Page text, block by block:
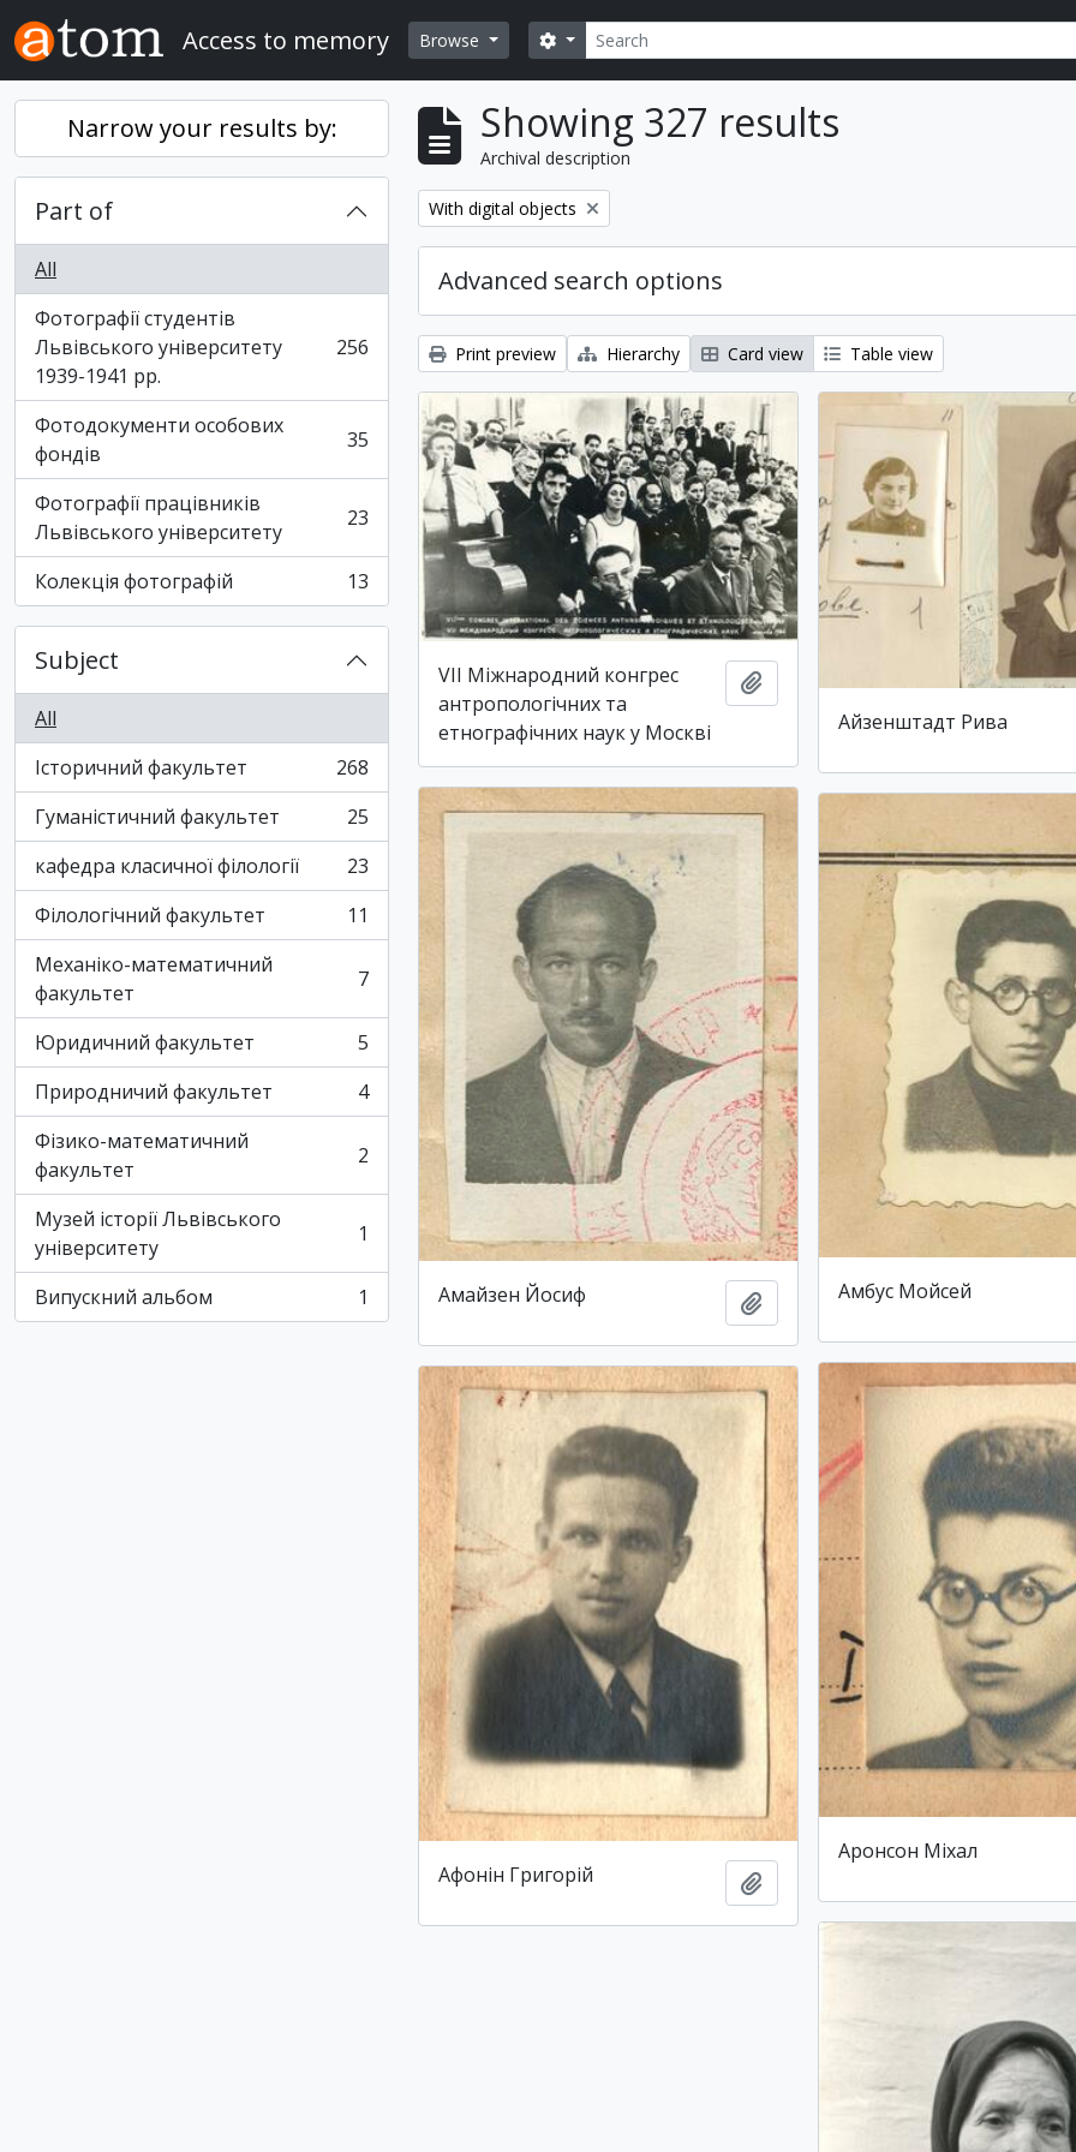
Skip to main content
Access to memory Browse Search
Search options
Narrow your results by:
Part of
All
Фотографії студентів
Львівського університету
1939-1941 рр.
, 256 results 256
Фотодокументи особових
фондів
, 35 results 35
Фотографії працівників
Львівського університету
, 23 results 23
Колекція фотографій
, 13 results 13
Subject
All
Історичний факультет
, 268 results
268
Гуманістичний факультет
, 25 results
25
кафедра класичної філології
, 23 results
23
Філологічний факультет
, 11 results
11
Механіко-математичний
факультет
, 7 results 7
Юридичний факультет
, 5 results
5
Природничий факультет
, 4 results
4
Фізико-математичний
факультет
, 2 results 2
Музей історії Львівського
університету
, 1 results 1
Випускний альбом
, 1 results 1
Showing 327 results
Archival description
Remove filter:
With digital objects
Advanced search options
Print preview Hierarchy Card view Table view
VII Міжнародний конгрес
антропологічних та
етнографічних наук у Москві
Add to clipboard
Айзенштадт Рива
Амайзен Йосиф Add to clipboard
Амбус Мойсей
Аронсон Міхал
Афонін Григорій